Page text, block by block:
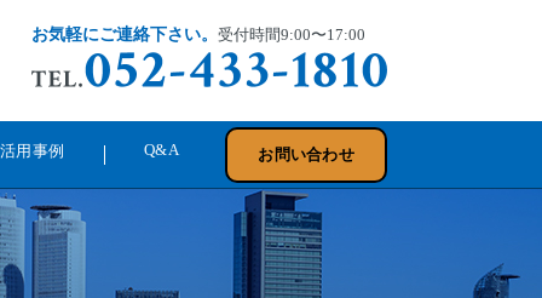
お気軽にご連絡下さい。 受付時間9:00〜17:00
活⽤事例 Q&A お問い合わせ